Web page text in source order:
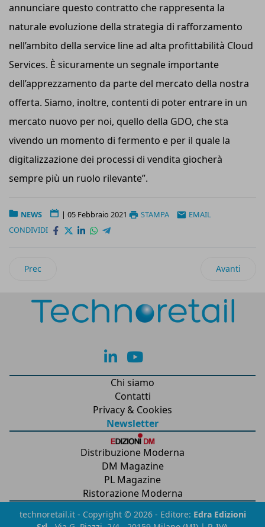
annunciare questo contratto che rappresenta la
naturale evoluzione della strategia di rafforzamento
nell’ambito della service line ad alta profittabilità Cloud
Services. È sicuramente un segnale importante
dell’apprezzamento da parte del mercato della nostra
offerta. Siamo, inoltre, contenti di poter entrare in un
mercato nuovo per noi, quello della GDO, che sta
vivendo un momento di fermento e per il quale la
digitalizzazione dei processi di vendita giocherà
sempre più un ruolo rilevante”.
NEWS | 05 Febbraio 2021 STAMPA
EMAIL
CONDIVIDI
Articolo precedente: Nel quarto trimestre 2020, ricavi in
Prec Articolo
Avanti
lk yt
Chi siamo
Contatti
Privacy & Cookies
Newsletter
Distribuzione Moderna
DM Magazine
PL Magazine
Ristorazione Moderna
technoretail.it - Copyright © 2026 - Editore: Edra Edizioni